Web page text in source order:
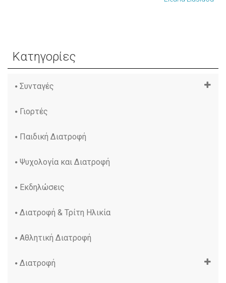
Κατηγορίες
Συνταγές
Γιορτές
Παιδική Διατροφή
Ψυχολογία και Διατροφή
Εκδηλώσεις
Διατροφή & Τρίτη Ηλικία
Αθλητική Διατροφή
Διατροφή